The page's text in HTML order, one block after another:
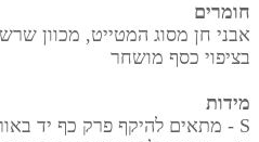
חומרים
אבני חן מסוג המטייט, מכוון
בציפוי כסף מושחר
מידות
S - מתאים להיקף פרק כף יד באורך